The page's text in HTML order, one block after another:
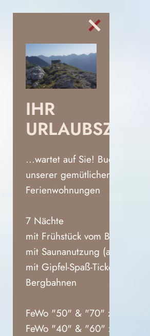
IHR
...wartet auf Sie! Buchen Sie
unserer gemütlichen
Ferienwohnungen
7 Nächte
mit Frühstück vom Buffet
mit Saunanutzung (außer
mit Gipfel-Spaß-Ticket mit 7
Bergbahnen
FeWo "50" & "70" zu €
FeWo "40" & "60" zu €